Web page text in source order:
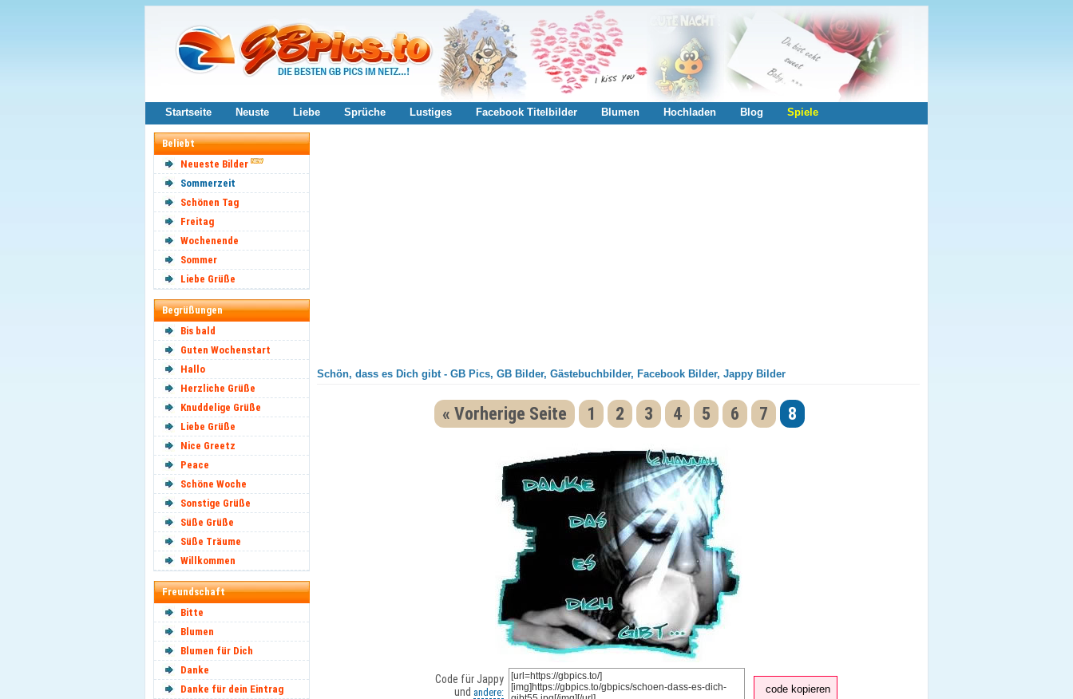
Startseite Neuste Liebe Sprüche Lustiges Facebook Titelbilder Blumen Hochladen Blog Spiele
Beliebt
Neueste Bilder
Sommerzeit
Schönen Tag
Freitag
Wochenende
Sommer
Liebe Grüße
Begrüßungen
Bis bald
Guten Wochenstart
Hallo
Herzliche Grüße
Knuddelige Grüße
Liebe Grüße
Nice Greetz
Peace
Schöne Woche
Sonstige Grüße
Süße Grüße
Süße Träume
Willkommen
Freundschaft
Bitte
Blumen
Blumen für Dich
Danke
Danke für dein Eintrag
Schön, dass es Dich gibt - GB Pics, GB Bilder, Gästebuchbilder, Facebook Bilder, Jappy Bilder
« Vorherige Seite 1 2 3 4 5 6 7 8
Code für Jappy
und andere: code kopieren